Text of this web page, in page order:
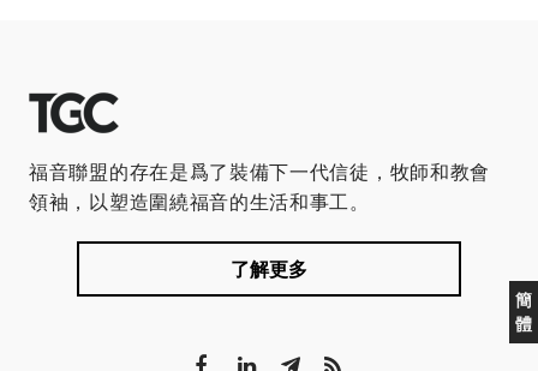
簡
體
福音聯盟的存在是爲了裝備下一代信徒，牧師和教會
領袖，以塑造圍繞福音的生活和事工。
了解更多